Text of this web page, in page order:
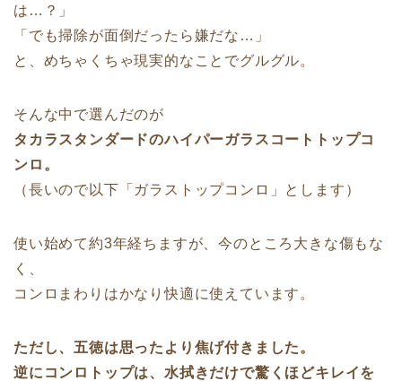
は…？」
「でも掃除が面倒だったら嫌だな…」
と、めちゃくちゃ現実的なことでグルグル。
そんな中で選んだのが
タカラスタンダードのハイパーガラスコートトップコ
ンロ。
（長いので以下「ガラストップコンロ」とします）
使い始めて約3年経ちますが、今のところ大きな傷もな
く、
コンロまわりはかなり快適に使えています。
ただし、五徳は思ったより焦げ付きました。
逆にコンロトップは、水拭きだけで驚くほどキレイを